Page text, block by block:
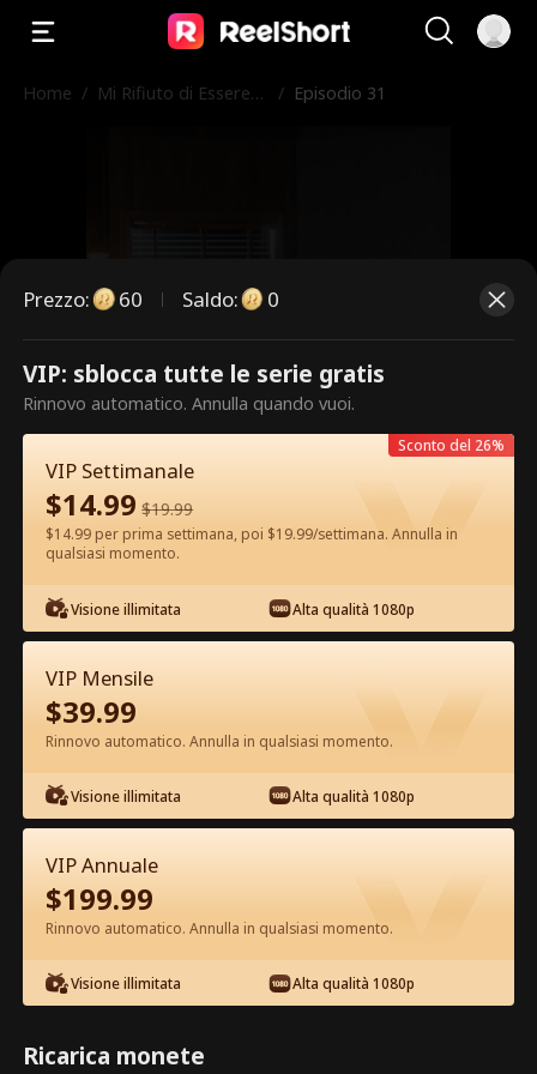
Home / Mi Rifiuto di Essere
/ Episodio 31
Questi sono episodi a pagamento.
Sblocca per guardare.
60 Sblocca ora
Guarda gratis nell'App
Episodio 31 - Mi Rifiuto di Essere
l'Erede Film completo
1-50 51-80 Tutti gli episodi
31 32 33 34 35
Prezzo: 60 Saldo: 0
VIP: sblocca tutte le serie gratis
Rinnovo automatico. Annulla quando vuoi.
VIP Settimanale
$14.99 $19.99
$14.99 per prima settimana, poi $19.99/settimana. Annulla in
qualsiasi momento.
Visione illimitata Alta qualità 1080p
Sconto del 26%
VIP Mensile
$39.99
Rinnovo automatico. Annulla in qualsiasi momento.
Visione illimitata Alta qualità 1080p
VIP Annuale
$199.99
Rinnovo automatico. Annulla in qualsiasi momento.
Visione illimitata Alta qualità 1080p
Ricarica monete